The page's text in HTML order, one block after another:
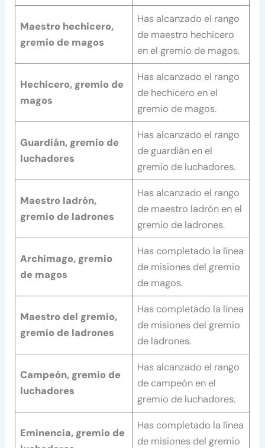
Maestro hechicero,
gremio de magos
Has alcanzado el rango
de maestro hechicero
en el gremio de magos.
Hechicero, gremio de
magos
Has alcanzado el rango
de hechicero en el
gremio de magos.
Guardián, gremio de
luchadores
Has alcanzado el rango
de guardián en el
gremio de luchadores.
Maestro ladrón,
gremio de ladrones
Has alcanzado el rango
de maestro ladrón en el
gremio de ladrones.
Archimago, gremio
de magos
Has completado la línea
de misiones del gremio
de magos.
Maestro del gremio,
gremio de ladrones
Has completado la línea
de misiones del gremio
de ladrones.
Campeón, gremio de
luchadores
Has alcanzado el rango
de campeón en el
gremio de luchadores.
Eminencia, gremio de
Has completado la línea
de misiones del gremio